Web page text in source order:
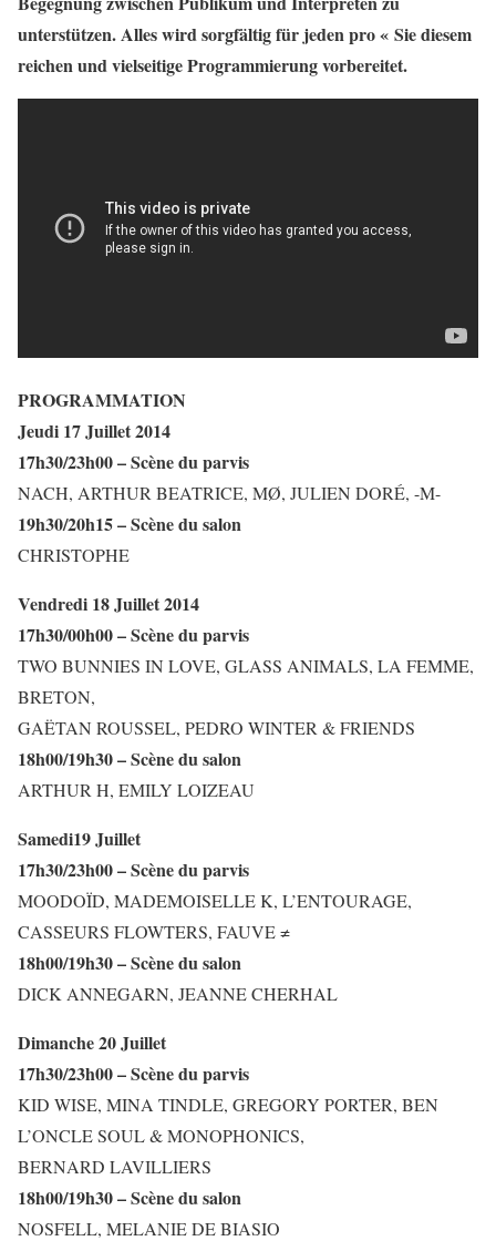
unterstützen. Alles wird sorgfältig für jeden pro « Sie diesem
reichen und vielseitige Programmierung vorbereitet.
PROGRAMMATION
Jeudi 17 Juillet 2014
17h30/23h00 – Scène du parvis
NACH, ARTHUR BEATRICE, MØ, JULIEN DORÉ, -M-
19h30/20h15 – Scène du salon
CHRISTOPHE
Vendredi 18 Juillet 2014
17h30/00h00 – Scène du parvis
TWO BUNNIES IN LOVE, GLASS ANIMALS, LA FEMME,
BRETON,
GAËTAN ROUSSEL, PEDRO WINTER & FRIENDS
18h00/19h30 – Scène du salon
ARTHUR H, EMILY LOIZEAU
Samedi19 Juillet
17h30/23h00 – Scène du parvis
MOODOÏD, MADEMOISELLE K, L’ENTOURAGE,
CASSEURS FLOWTERS, FAUVE ≠
18h00/19h30 – Scène du salon
DICK ANNEGARN, JEANNE CHERHAL
Dimanche 20 Juillet
17h30/23h00 – Scène du parvis
KID WISE, MINA TINDLE, GREGORY PORTER, BEN
L’ONCLE SOUL & MONOPHONICS,
BERNARD LAVILLIERS
18h00/19h30 – Scène du salon
NOSFELL, MELANIE DE BIASIO